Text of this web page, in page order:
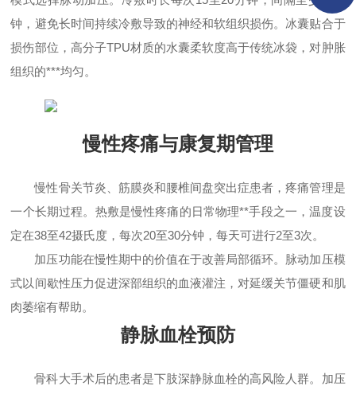
钟，避免长时间持续冷敷导致的神经和软组织损伤。冰囊贴合于
损伤部位，高分子TPU材质的水囊柔软度高于传统冰袋，对肿胀
组织的***均匀。
慢性疼痛与康复期管理
慢性骨关节炎、筋膜炎和腰椎间盘突出症患者，疼痛管理是
一个长期过程。热敷是慢性疼痛的日常物理**手段之一，温度设
定在38至42摄氏度，每次20至30分钟，每天可进行2至3次。
加压功能在慢性期中的价值在于改善局部循环。脉动加压模
式以间歇性压力促进深部组织的血液灌注，对延缓关节僵硬和肌
肉萎缩有帮助。
静脉血栓预防
骨科大手术后的患者是下肢深静脉血栓的高风险人群。加压